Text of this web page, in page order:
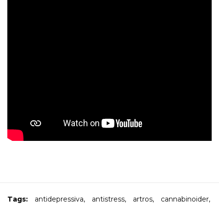
Tags: antidepressiva, antistress, artros, cannabinoider,